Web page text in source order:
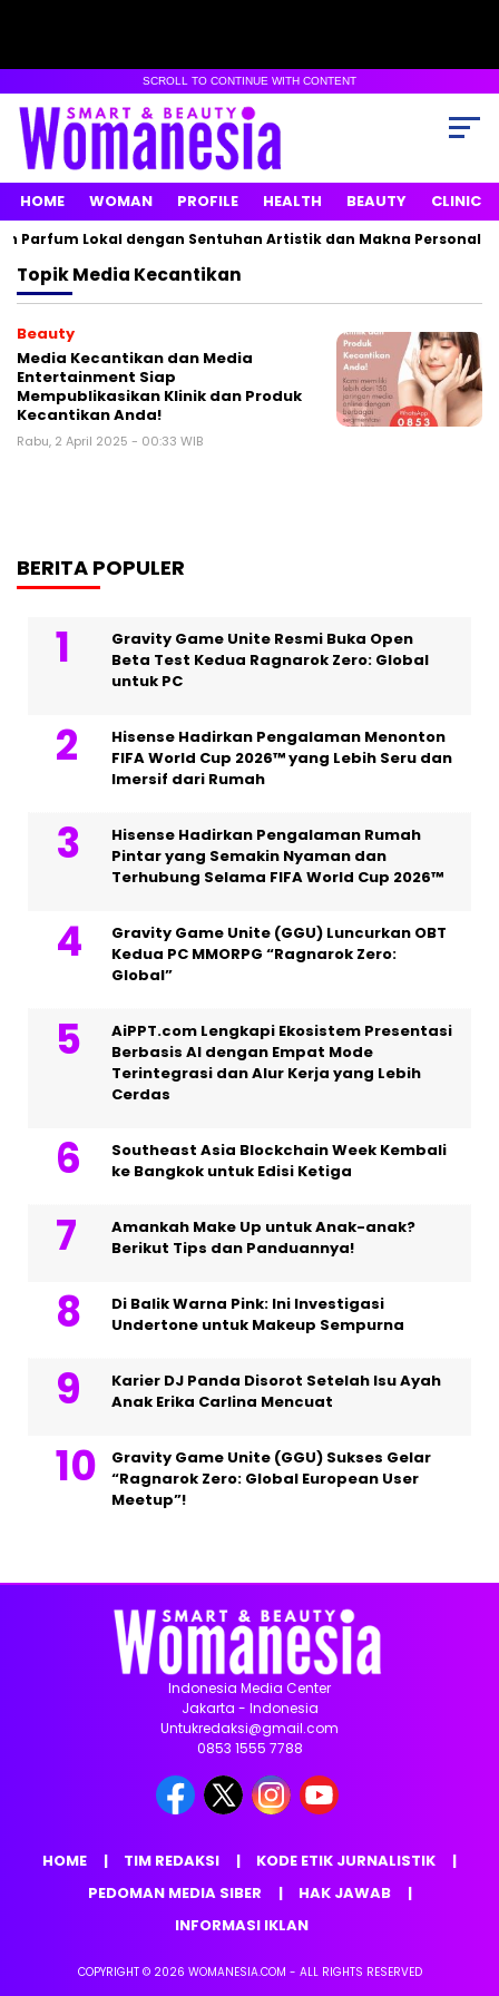
SCROLL TO CONTINUE WITH CONTENT
HOME WOMAN PROFILE HEALTH BEAUTY CLINIC
Parfum Lokal dengan Sentuhan Artistik dan Makna Personal
TopikMedia Kecantikan
Beauty
Media Kecantikan dan Media
Entertainment Siap
Mempublikasikan Klinik dan Produk
Kecantikan Anda!
Rabu, 2 April 2025 - 00:33 WIB
BERITA POPULER
Gravity Game Unite Resmi Buka Open
Beta Test Kedua Ragnarok Zero: Global
untuk PC
Hisense Hadirkan Pengalaman Menonton
FIFA World Cup 2026™ yang Lebih Seru dan
Imersif dari Rumah
Hisense Hadirkan Pengalaman Rumah
Pintar yang Semakin Nyaman dan
Terhubung Selama FIFA World Cup 2026™
Gravity Game Unite (GGU) Luncurkan OBT
Kedua PC MMORPG “Ragnarok Zero:
Global”
AiPPT.com Lengkapi Ekosistem Presentasi
Berbasis AI dengan Empat Mode
Terintegrasi dan Alur Kerja yang Lebih
Cerdas
Southeast Asia Blockchain Week Kembali
ke Bangkok untuk Edisi Ketiga
Amankah Make Up untuk Anak-anak?
Berikut Tips dan Panduannya!
Di Balik Warna Pink: Ini Investigasi
Undertone untuk Makeup Sempurna
Karier DJ Panda Disorot Setelah Isu Ayah
Anak Erika Carlina Mencuat
Gravity Game Unite (GGU) Sukses Gelar
“Ragnarok Zero: Global European User
Meetup”!
Indonesia Media Center
Jakarta - Indonesia
Untukredaksi@gmail.com
0853 1555 7788
HOME TIM REDAKSI
KODE ETIK JURNALISTIK
PEDOMAN MEDIA SIBER
HAK JAWAB
INFORMASI IKLAN
COPYRIGHT © 2026 WOMANESIA.COM - ALL RIGHTS RESERVED